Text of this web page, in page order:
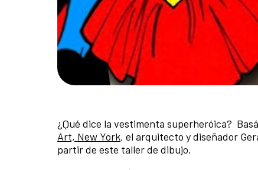
¿Qué dice la vestimenta superheróica?
Art, New York, el arquitecto y diseñador
partir de este taller de dibujo.